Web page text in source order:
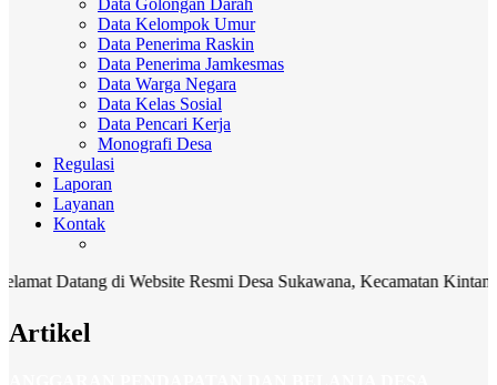
Data Golongan Darah
Data Kelompok Umur
Data Penerima Raskin
Data Penerima Jamkesmas
Data Warga Negara
Data Kelas Sosial
Data Pencari Kerja
Monografi Desa
Regulasi
Laporan
Layanan
Kontak
Datang di Website Resmi Desa Sukawana, Kecamatan Kintamani,
Artikel